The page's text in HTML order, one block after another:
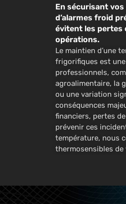
En sécurisant
d’alarmes froid
évitent les pertes
opérations.
Le maintien d’une
frigorifiques est
professionnels,
agroalimentaire, la
ou une variation
conséquences
financiers, pertes
prévenir ces
température, nous
thermosensibles